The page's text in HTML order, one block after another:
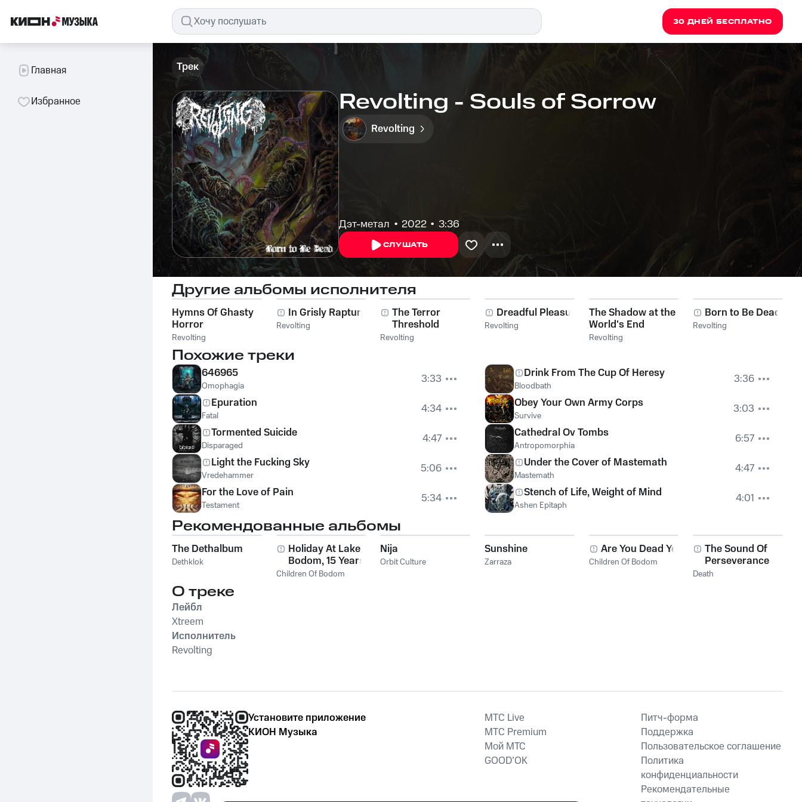
30 ДНЕЙ БЕСПЛАТНО
Главная
Избранное
Трек
Revolting - Souls of Sorrow
Revolting
Дэт-метал 2022 3:36
СЛУШАТЬ
Другие альбомы исполнителя
Hymns Of Ghasty
Horror
Revolting
In Grisly Rapture
Revolting
The Terror
Threshold
Revolting
Dreadful Pleasures
Revolting
The Shadow at the
World's End
Revolting
Born to Be Dead
Revolting
Похожие треки
646965
Omophagia
3:33
Epuration
Fatal
4:34
Tormented Suicide
Disparaged
4:47
Light the Fucking Sky
Vredehammer
5:06
For the Love of Pain
Testament 5:34
Drink From The Cup Of Heresy
Bloodbath
3:36
Obey Your Own Army Corps
Survive
3:03
Cathedral Ov Tombs
Antropomorphia
6:57
Under the Cover of Mastemath
Mastemath
4:47
Stench of Life, Weight of Mind
Ashen Epitaph 4:01
Рекомендованные альбомы
The Dethalbum
Dethklok
Holiday At Lake
Bodom, 15 Years of
Wasted Youth
Children Of Bodom
Nija
Orbit Culture
Sunshine
Zarraza
Are You Dead Yet?
Children Of Bodom
The Sound Of
Perseverance
Death
О треке
Лейбл
Xtreem
Исполнитель
Revolting
Установите приложение
КИОН Музыка
MTС Live
MTС Premium
Мой МТС
GOOD’OK
Питч-форма
Поддержка
Пользовательское соглашение
Политика
конфиденциальности
Рекомендательные